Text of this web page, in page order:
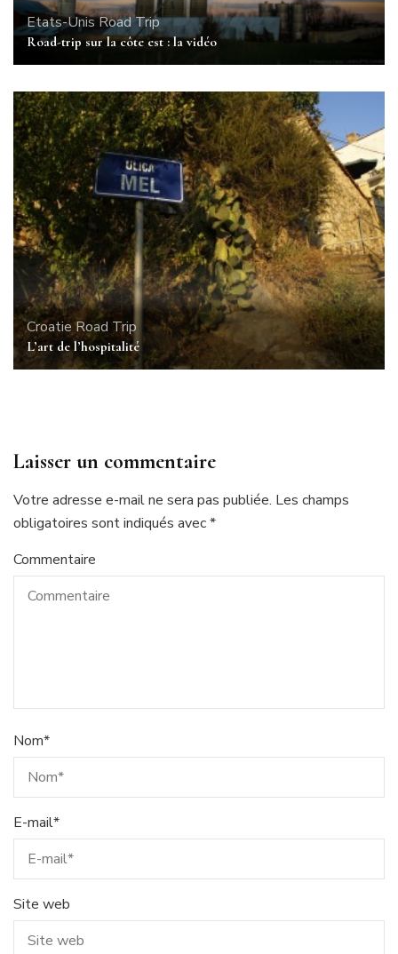
Etats-UnisRoad Trip
Road-trip sur la côte est : la vidéo
CroatieRoad Trip
L’art de l’hospitalité
Laisser un commentaire
Votre adresse e-mail ne sera pas publiée. Les champs
obligatoires sont indiqués avec*
Commentaire
Nom*
E-mail*
Site web